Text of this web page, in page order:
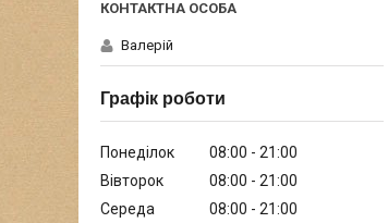
Валерій
Графік роботи
Понеділок 08:00
21:00
Вівторок
08:00
21:00
Середа
08:00 21:00